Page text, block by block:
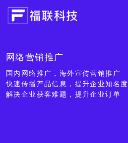
短视频运营推广
短视频大爆发，新营销新渠道新机会
抖音、快手、视频号、小红书、百家
号
专注响应式网站
可智能适配电脑、平板、手机设备
打通PC端、手机端、微信、小程序
多终端、一站式、统一后台管理网站
网络营销推广
国内网络推广，海外宣传营销推广
快速传播产品信息，提升企业知名度
解决企业获客难题，提升企业订单
短视频运营推广
短视频大爆发，新营销新渠道新机会
抖音、快手、视频号、小红书、百家
号
专注响应式网站
可智能适配电脑、平板、手机设备
打通PC端、手机端、微信、小程序
多终端、一站式、统一后台管理网站